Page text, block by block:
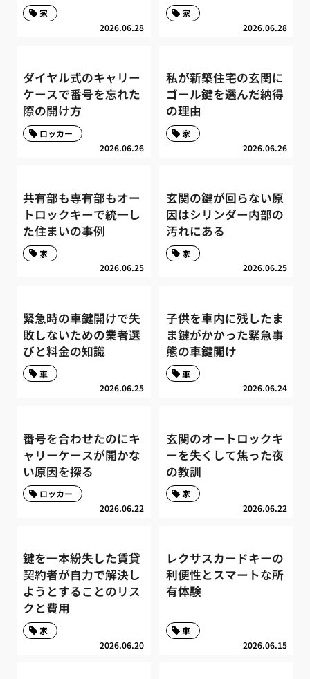
2026.06.28
家
2026.06.28
家
ダイヤル式のキャリー
ケースで番号を忘れた
際の開け方
2026.06.26
ロッカー
私が新築住宅の玄関に
ゴール鍵を選んだ納得
の理由
2026.06.26
家
共有部も専有部もオー
トロックキーで統一し
た住まいの事例
2026.06.25
家
玄関の鍵が回らない原
因はシリンダー内部の
汚れにある
2026.06.25
家
緊急時の車鍵開けで失
敗しないための業者選
びと料金の知識
2026.06.25
車
子供を車内に残したま
ま鍵がかかった緊急事
態の車鍵開け
2026.06.24
車
番号を合わせたのにキ
ャリーケースが開かな
い原因を探る
2026.06.22
ロッカー
玄関のオートロックキ
ーを失くして焦った夜
の教訓
2026.06.22
家
鍵を一本紛失した賃貸
契約者が自力で解決し
ようとすることのリス
クと費用
2026.06.20
家
レクサスカードキーの
利便性とスマートな所
有体験
2026.06.15
車